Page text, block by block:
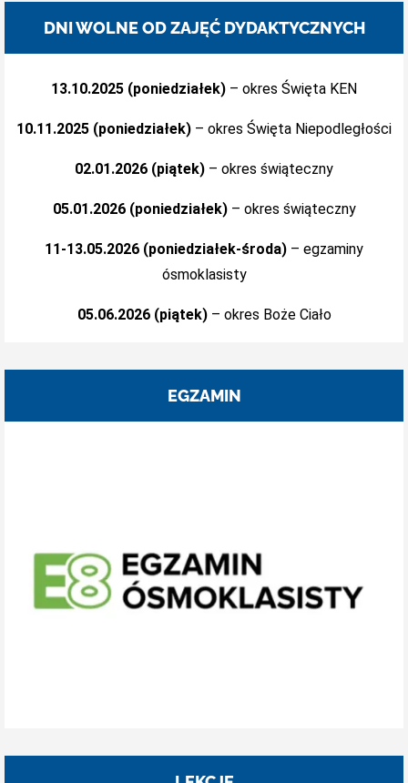
DNI WOLNE OD ZAJĘĆ DYDAKTYCZNYCH
13.10.2025 (poniedziałek) – okres Święta KEN
10.11.2025 (poniedziałek) – okres Święta Niepodległości
02.01.2026 (piątek) – okres świąteczny
05.01.2026 (poniedziałek)– okres świąteczny
11-13.05.2026 (poniedziałek-środa) – egzaminy
ósmoklasisty
05.06.2026 (piątek)– okres Boże Ciało
EGZAMIN